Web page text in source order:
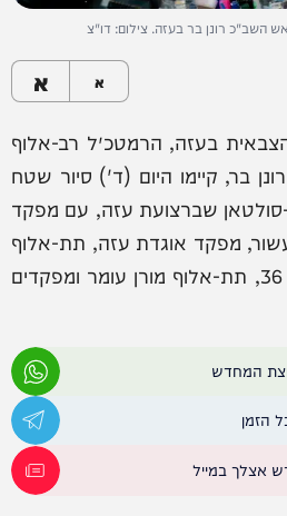
השב"כ רונן בר בעזה. צילום: דו"צ
א א
בעזה, הרמטכ״ל רב-אלוף
בר, קיימו היום (ד') סיור שטח
שברצועת עזה, עם מפקד
עשור, מפקד אוגדת עזה, תת-אלוף
ברק חירם, מפקד אוגדה 36, תת-אלוף מורן עומר ומפקדים
המחדש
הזמן
אצלך במייל